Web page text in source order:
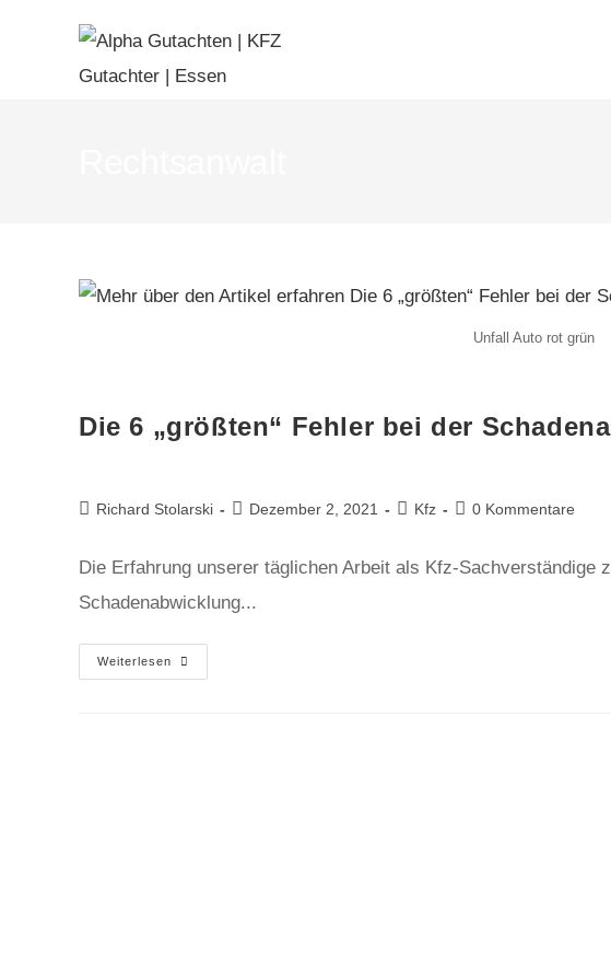
Unfall Auto rot grün
Die 6 „größten“ Fehler bei der
Richard Stolarski Dezember 2, 2021 Kfz 0 Kommentare
Die Erfahrung unserer täglichen Arbeit als Kfz-Sachverständige
Schadenabwicklung...
Weiterlesen